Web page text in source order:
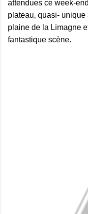
attendues ce week-
plateau, quasi-
plaine de la Limagne
fantastique scène.